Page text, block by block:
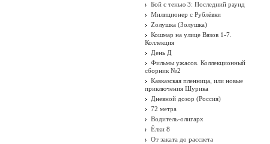
Бой с тенью 3: Последний раунд
Милиционер с Рублёвки
Zолушка (Золушка)
Кошмар на улице Вязов 1-7.
Коллекция
День Д
Фильмы ужасов. Коллекционный
сборник №2
Кавказская пленница, или новые
приключения Шурика
Дневной дозор (Россия)
72 метра
Водитель-олигарх
Ёлки 8
От заката до рассвета